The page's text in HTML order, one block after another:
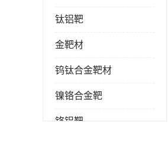
钛铝靶
金靶材
钨钛合金靶材
镍铬合金靶
铬铝靶